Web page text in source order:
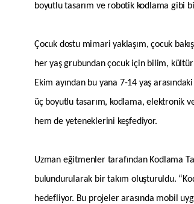
boyutlu tasarım ve robotik kodlama gibi
Çocuk dostu mimari yaklaşım, çocuk
her yaş grubundan çocuk için bilim,
Ekim ayından bu yana 7-14 yaş
üç boyutlu tasarım, kodlama, elektronik
hem de yeteneklerini keşfediyor.
Uzman eğitmenler tarafından Kodlama
bulundurularak bir takım oluşturuldu.
hedefliyor. Bu projeler arasında mobil